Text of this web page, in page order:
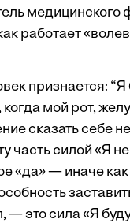
медицинского
работает
признается:
когда мой рот,
сказать себе
часть силой «Я
«да» — иначе
— это сила «Я